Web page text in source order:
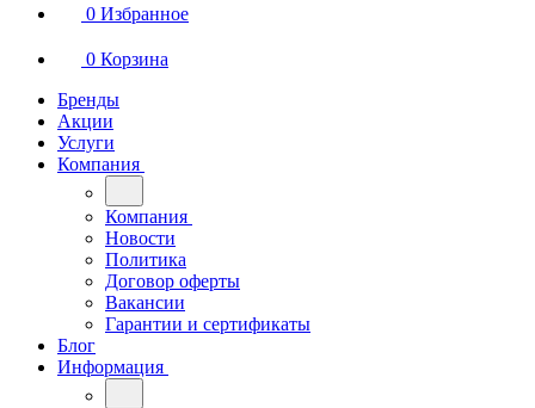
0 Избранное
0 Корзина
Бренды
Акции
Услуги
Компания
Компания
Новости
Политика
Договор оферты
Вакансии
Гарантии и сертификаты
Блог
Информация